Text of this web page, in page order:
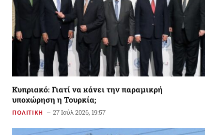
Κυπριακό: Γιατί να κάνει την παραμικρή
υποχώρηση η Τουρκία;
ΠΟΛΙΤΙΚΗ 27 Ιούλ 2026, 19:57